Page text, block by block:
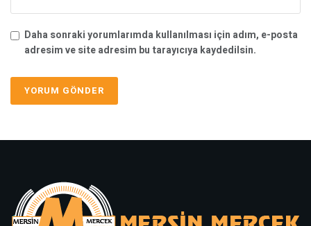
Daha sonraki yorumlarımda kullanılması için adım, e-posta
adresim ve site adresim bu tarayıcıya kaydedilsin.